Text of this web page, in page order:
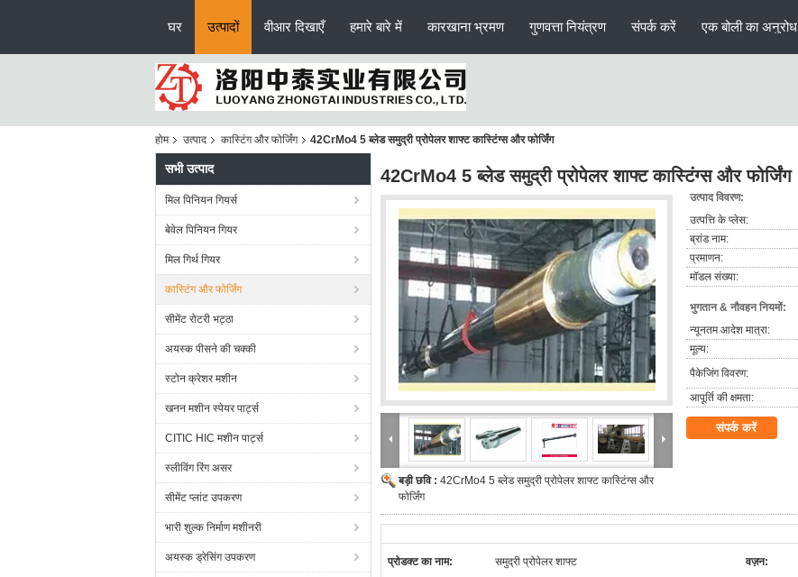
घर उत्पादों वीआर दिखाएँ हमारे बारे में कारखाना भ्रमण गुणवत्ता नियंत्रण संपर्क करें एक बोली का अनुरोध
होम उत्पाद कास्टिंग और फोर्जिंग 42CrMo4 5 ब्लेड समुद्री प्रोपेलर शाफ्ट कास्टिंग्स और फोर्जिंग
सभी उत्पाद
मिल पिनियन गियर्स
बेवेल पिनियन गियर
मिल गिर्थ गियर
कास्टिंग और फोर्जिंग
सीमेंट रोटरी भट्ठा
अयस्क पीसने की चक्की
स्टोन क्रेशर मशीन
खनन मशीन स्पेयर पार्ट्स
CITIC HIC मशीन पार्ट्स
स्लीविंग रिंग असर
सीमेंट प्लांट उपकरण
भारी शुल्क निर्माण मशीनरी
अयस्क ड्रेसिंग उपकरण
42CrMo4 5 ब्लेड समुद्री प्रोपेलर शाफ्ट कास्टिंग्स और फोर्जिंग
बड़ी छवि : 42CrMo4 5 ब्लेड समुद्री प्रोपेलर शाफ्ट कास्टिंग्स और
फोर्जिंग
उत्पाद विवरण:
उत्पत्ति के प्लेस:
ब्रांड नाम:
प्रमाणन:
मॉडल संख्या:
भुगतान & नौवहन नियमों:
न्यूनतम आदेश मात्रा:
मूल्य:
पैकेजिंग विवरण:
आपूर्ति की क्षमता:
संपर्क करें
प्रोडक्ट का नाम: समुद्री प्रोपेलर शाफ्ट वज़न: